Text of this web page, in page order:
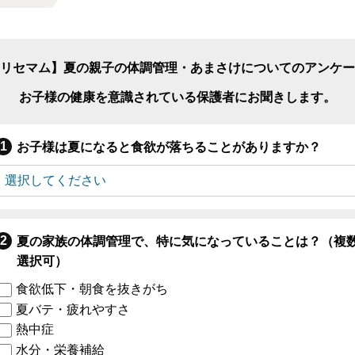
セマム】夏の親子の体調管理・あまさけについてのアンケ
お子様の健康を意識されている保護者にお聞きします。
お子様は夏になると食欲が落ちることがありますか？
夏の家族の体調管理で、特に気になっていることは？（複
選択可）
食欲低下・朝食を抜きがち
夏バテ・疲れやすさ
熱中症
水分・栄養補給